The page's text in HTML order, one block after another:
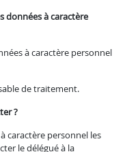
données à caractère
à caractère personnel
de traitement.
?
caractère personnel les
le délégué à la